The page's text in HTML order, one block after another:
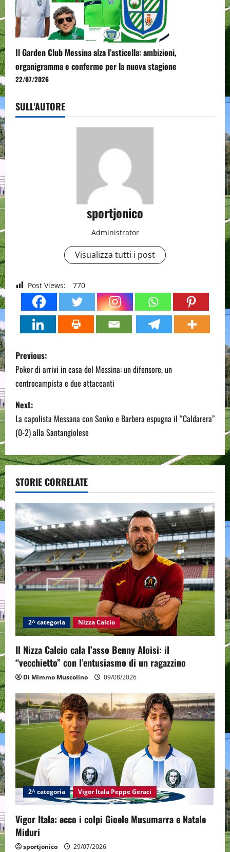
Il Garden Club Messina alza l’asticella: ambizioni,
organigramma e conferme per la nuova stagione
22/07/2026
SULL'AUTORE
sportjonico
Administrator
Visualizza tutti i post
Post Views: 770
P
o
s
t
n
a
v
i
g
a
t
i
o
n
Previous:
Poker di arrivi in casa del Messina: un difensore, un
centrocampista e due attaccanti
Next:
La capolista Messana con Sonko e Barbera espugna il “Caldarera”
(0-2) alla Santangiolese
STORIE CORRELATE
2^ categoria Nizza Calcio
Il Nizza Calcio cala l’asso Benny Aloisi: il
“vecchietto” con l’entusiasmo di un ragazzino
Di Mimmo Muscolino 09/08/2026
2^ categoria Vigor Itala Peppe Geraci
Vigor Itala: ecco i colpi Gioele Musumarra e Natale
Miduri
sportjonico 29/07/2026